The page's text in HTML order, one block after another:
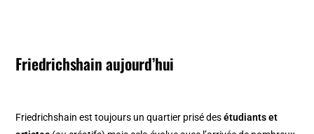
Friedrichshain aujourd’hui
Friedrichshain est toujours un quartier prisé desétudiants et